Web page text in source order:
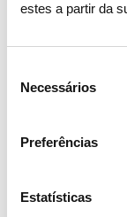
estes a partir da
Necessários
Preferências
Estatísticas
primeira